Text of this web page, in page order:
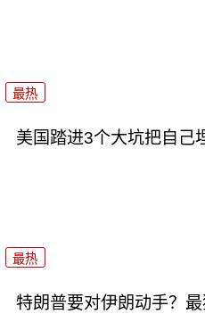
最热
美国踏进3个大坑把自己
最热
特朗普要对伊朗动手？